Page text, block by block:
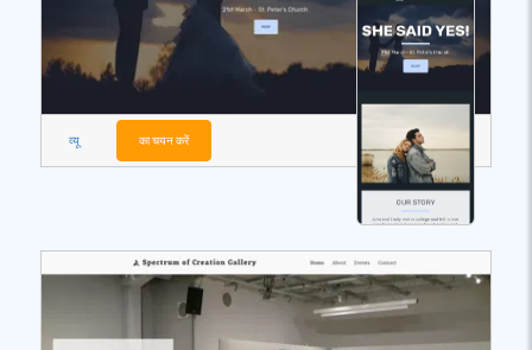
व्यू का चयन करें